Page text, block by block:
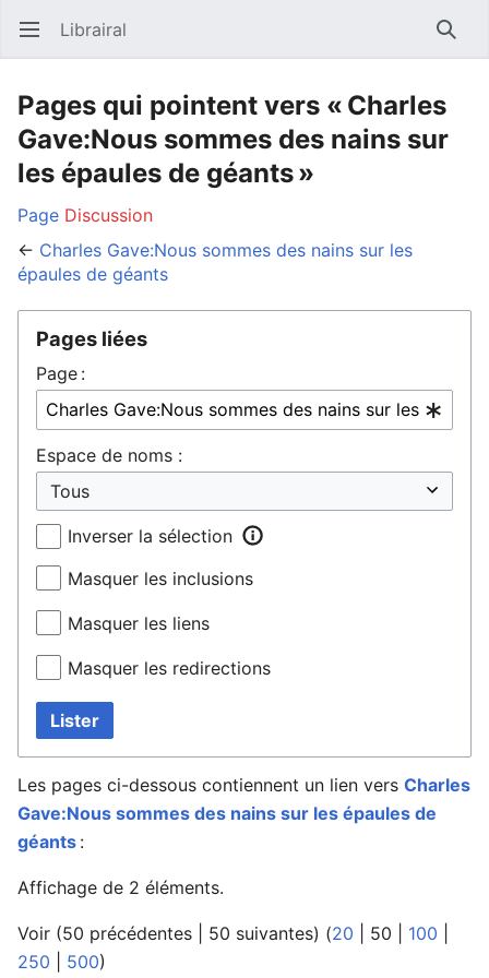
Ouvrir le menu principal Librairal
Pages qui pointent vers « Charles
Gave:Nous sommes des nains sur
les épaules de géants »
Page Discussion
← Charles Gave:Nous sommes des nains sur les
épaules de géants
Pages liées
Page :
Espace de noms :
Inverser la sélection
Masquer les inclusions
Masquer les liens
Masquer les redirections
Lister
Les pages ci-dessous contiennent un lien vers Charles
Gave:Nous sommes des nains sur les épaules de
géants :
Affichage de 2 éléments.
Voir (50 précédentes 50 suivantes) (20 50 100
250
500)